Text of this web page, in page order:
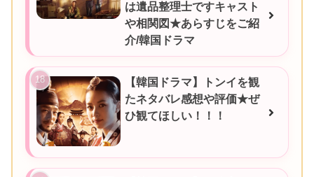
は遺品整理士ですキャスト
や相関図★あらすじをご紹
介/韓国ドラマ
【韓国ドラマ】トンイを観
たネタバレ感想や評価★ぜ
ひ観てほしい！！！